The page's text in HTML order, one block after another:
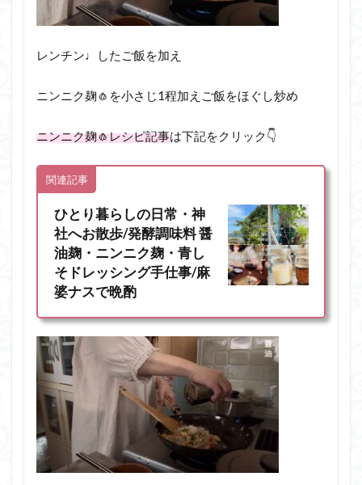
レンチン♩したご飯を加え
ニンニク麹🧄を小さじ1程加えご飯をほぐし炒め
ニンニク麹🧄レシピ記事は下記をクリック👇
関連記事
ひとり暮らしの日常・神
社へお散歩/発酵調味料 醤
油麹・ニンニク麹・青し
そドレッシング手仕事/麻
婆ナスで晩酌